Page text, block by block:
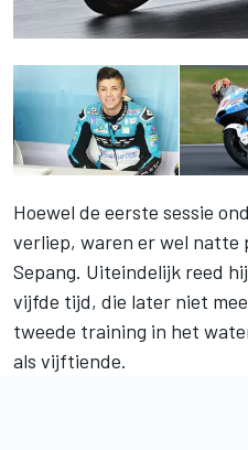
Hoewel de eerste sessie
verliep, waren er wel natte
Sepang. Uiteindelijk reed
vijfde tijd, die later niet
tweede training in het
als vijftiende.